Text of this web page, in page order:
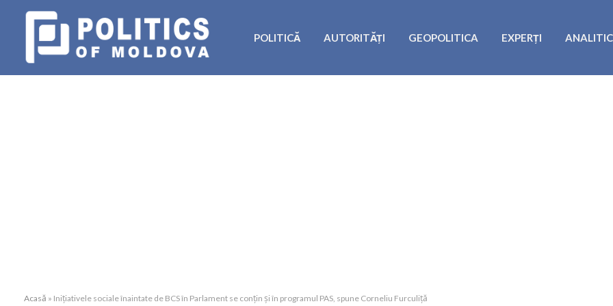
POLITICĂ AUTORITĂȚI GEOPOLITICA EXPERȚI
Acasă » Inițiativele sociale înaintate de BCS în Parlament se conțin și în programul PAS, spune Corneliu Furculiță